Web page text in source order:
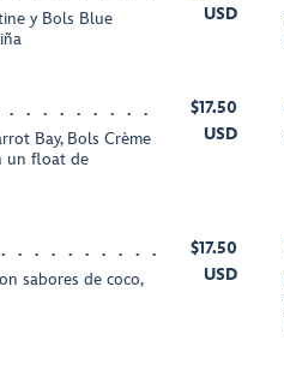
y Bols Blue
USD
Bay, Bols Crème
un float de
$17.50
USD
sabores de coco,
$17.50
USD